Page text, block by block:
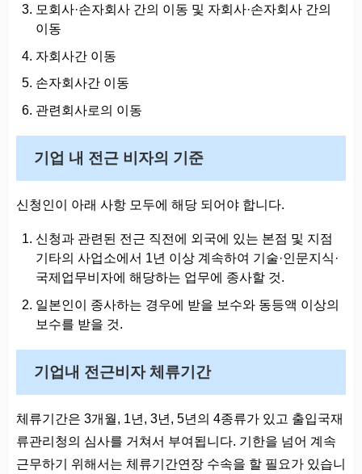
모회사·손자회사 간의 이동 및 자회사·손자회사 간의
이동
자회사간 이동
손자회사간 이동
관련회사로의 이동
기업 내 전근 비자의 기준
신청인이 아래 사항 모두에 해당 되어야 합니다.
신청과 관련된 전근 직전에 외국에 있는 본점 및 지점
기타의 사업소에서 1년 이상 계속하여 기술·인문지식·
국제업무비자에 해당하는 업무에 종사할 것.
일본인이 종사하는 경우에 받을 보수와 동등액 이상의
보수를 받을 것.
기업내 전근비자 체류기간
체류기간은 3개월, 1년, 3년, 5년의 4종류가 있고 출입국재
류관리청의 심사를 거쳐서 부여됩니다. 기한을 넘어 계속
근무하기 위해서는 체류기간연장 수속을 할 필요가 있습니